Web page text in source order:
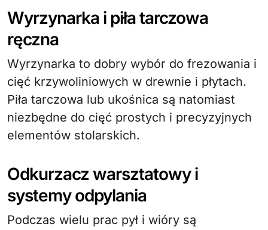
Wyrzynarka i piła tarczowa
ręczna
Wyrzynarka to dobry wybór do frezowania i
cięć krzywoliniowych w drewnie i płytach.
Piła tarczowa lub ukośnica są natomiast
niezbędne do cięć prostych i precyzyjnych
elementów stolarskich.
Odkurzacz warsztatowy i
systemy odpylania
Podczas wielu prac pył i wióry są